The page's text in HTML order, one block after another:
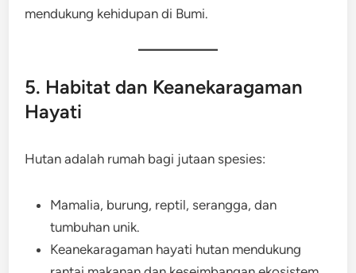
mendukung kehidupan di Bumi.
5. Habitat dan Keanekaragaman
Hayati
Hutan adalah rumah bagi jutaan spesies:
Mamalia, burung, reptil, serangga, dan
tumbuhan unik.
Keanekaragaman hayati hutan mendukung